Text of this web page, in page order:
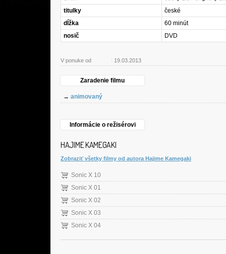
titulky
české
dĺžka
60 minút
nosič
DVD
V ponuke od : 19.03.2013
Zaradenie filmu
→ animovaný
Informácie o režisérovi
HAJIME KAMEGAKI
Zobraziť všetky filmy od autora Hajime Kamegaki
Sonic X 10
Sonic X 01
Sonic X 02
Sonic X 03
Sonic X 04